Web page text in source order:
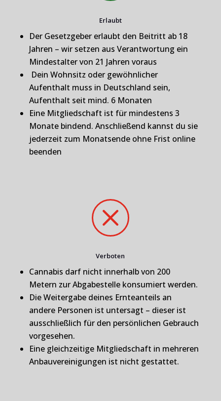
Erlaubt
Der Gesetzgeber erlaubt den Beitritt ab 18
Jahren – wir setzen aus Verantwortung ein
Mindestalter von 21 Jahren voraus
Dein Wohnsitz oder gewöhnlicher
Aufenthalt muss in Deutschland sein,
Aufenthalt seit mind. 6 Monaten
Eine Mitgliedschaft ist für mindestens 3
Monate bindend. Anschließend kannst du sie
jederzeit zum Monatsende ohne Frist online
beenden
M
Verboten
Cannabis darf nicht innerhalb von 200
Metern zur Abgabestelle konsumiert werden.
Die Weitergabe deines Ernteanteils an
andere Personen ist untersagt – dieser ist
ausschließlich für den persönlichen Gebrauch
vorgesehen.
Eine gleichzeitige Mitgliedschaft in mehreren
Anbauvereinigungen ist nicht gestattet.